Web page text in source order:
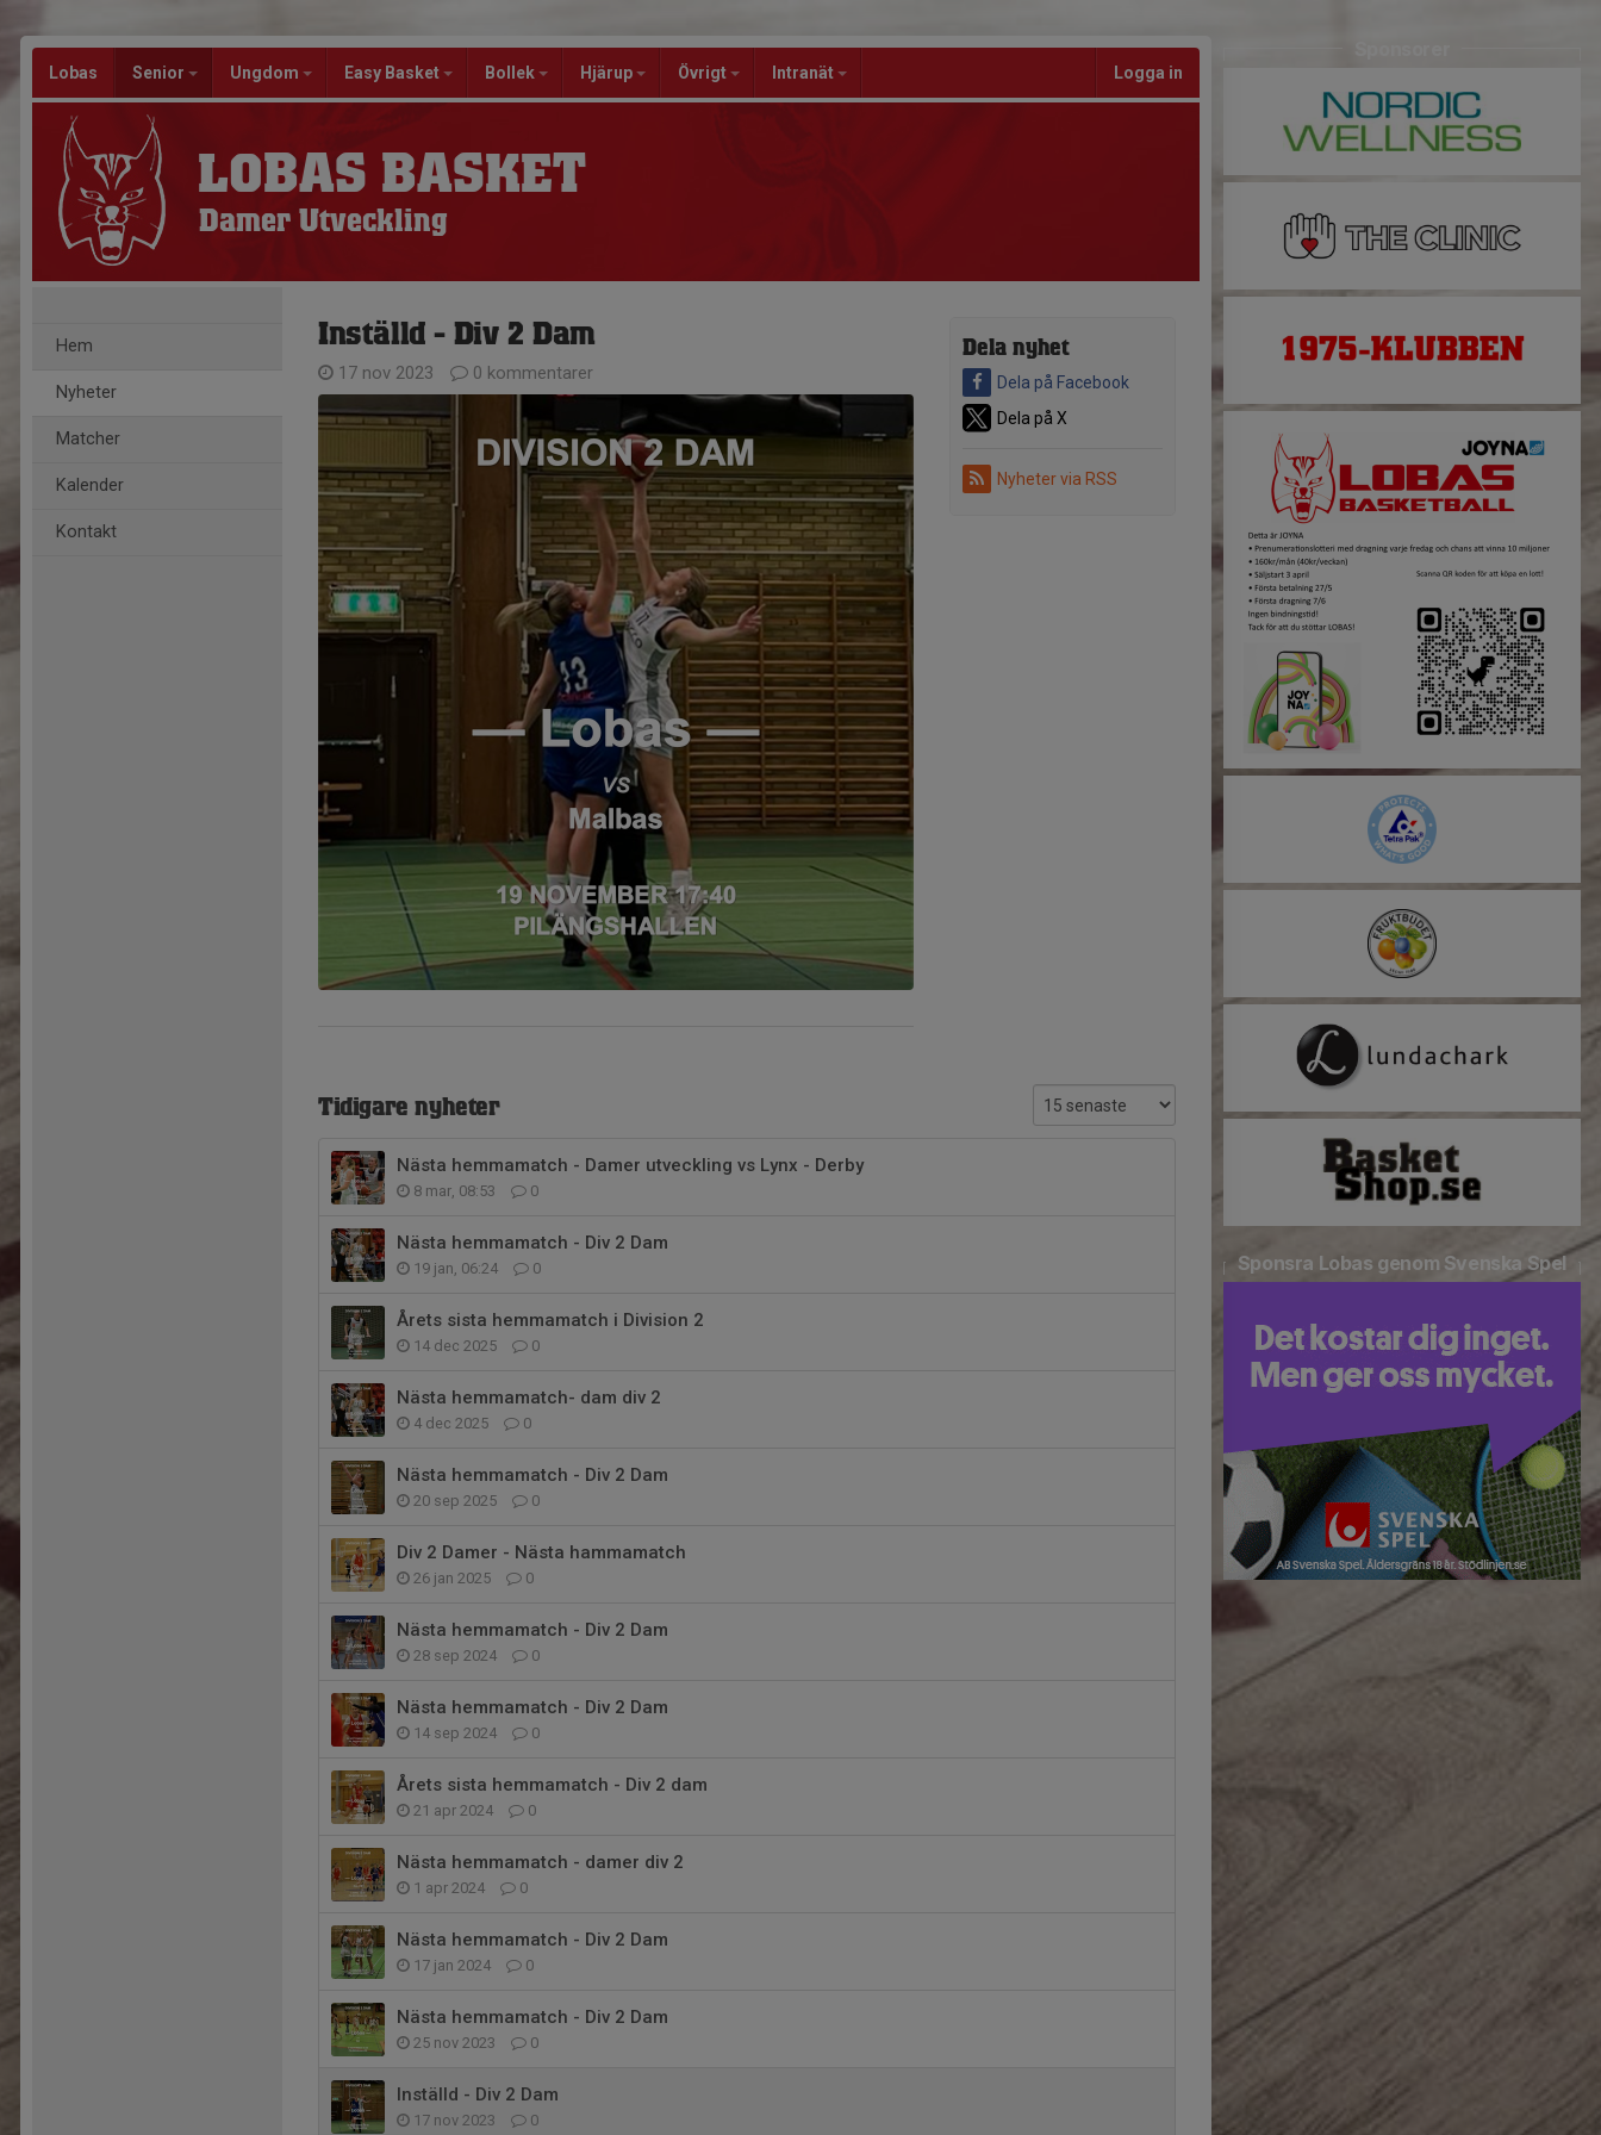
Lobas Senior Ungdom Easy Basket Bollek Hjärup Övrigt Intranät Logga in
LOBAS BASKET
Damer Utveckling
Hem
Nyheter
Matcher
Kalender
Kontakt
Dela nyhet
Dela på Facebook
Dela på X
Nyheter via RSS
Inställd - Div 2 Dam
17 nov 2023 0 kommentarer
Tidigare nyheter
Nästa hemmamatch - Damer utveckling vs Lynx - Derby
8 mar, 08:53 0
Nästa hemmamatch - Div 2 Dam
19 jan, 06:24 0
Årets sista hemmamatch i Division 2
14 dec 2025 0
Nästa hemmamatch- dam div 2
4 dec 2025 0
Nästa hemmamatch - Div 2 Dam
20 sep 2025 0
Div 2 Damer - Nästa hammamatch
26 jan 2025 0
Nästa hemmamatch - Div 2 Dam
28 sep 2024 0
Nästa hemmamatch - Div 2 Dam
14 sep 2024 0
Årets sista hemmamatch - Div 2 dam
21 apr 2024 0
Nästa hemmamatch - damer div 2
1 apr 2024 0
Nästa hemmamatch - Div 2 Dam
17 jan 2024 0
Nästa hemmamatch - Div 2 Dam
25 nov 2023 0
Inställd - Div 2 Dam
17 nov 2023 0
Sponsra Lobas genom Svenska Spel